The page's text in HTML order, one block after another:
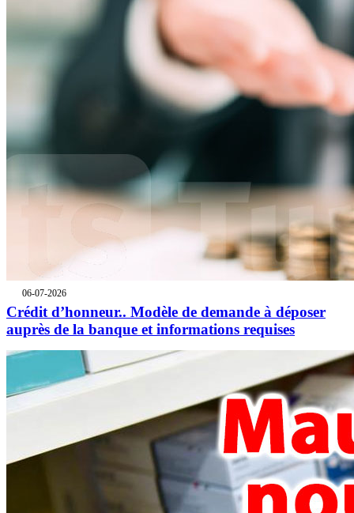
06-07-2026
Crédit d’honneur.. Modèle de demande à déposer
auprès de la banque et informations requises